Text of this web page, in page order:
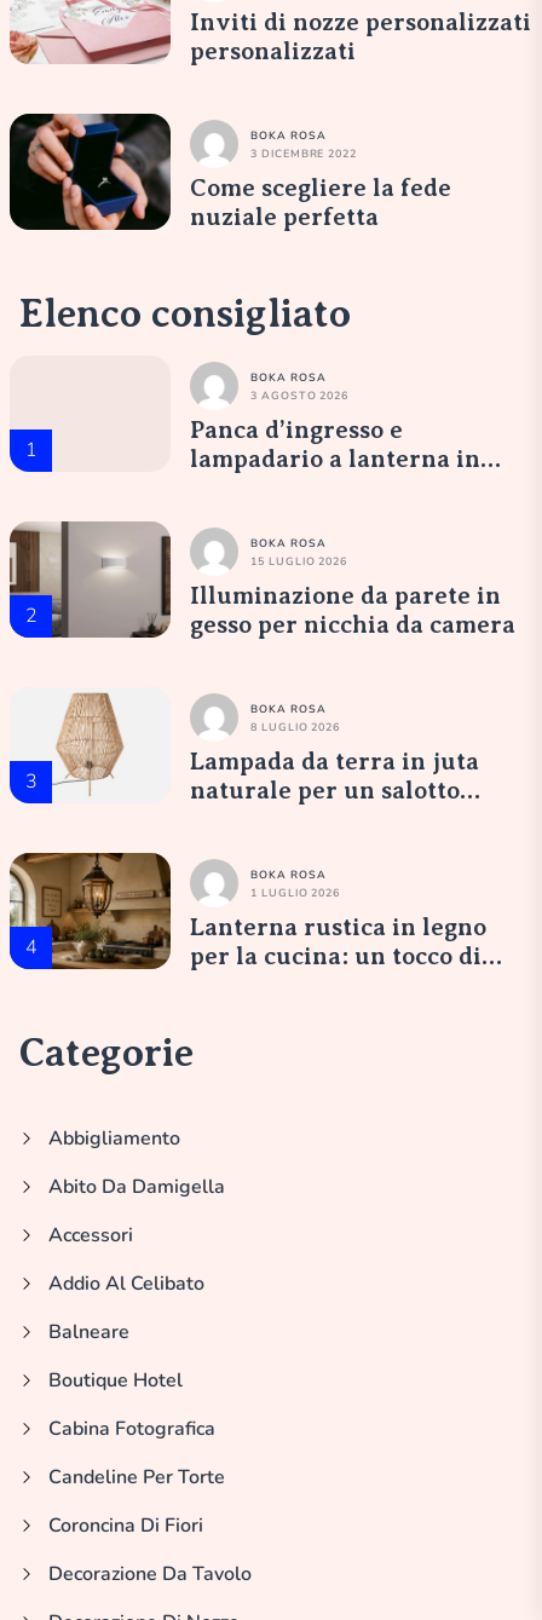
Inviti di nozze personalizzati
personalizzati
BOKA ROSA
3 DICEMBRE 2022
Come scegliere la fede
nuziale perfetta
Elenco consigliato
1
BOKA ROSA
3 AGOSTO 2026
Panca d’ingresso e
lampadario a lanterna in
2
BOKA ROSA
15 LUGLIO 2026
Illuminazione da parete in
gesso per nicchia da camera
3
BOKA ROSA
8 LUGLIO 2026
Lampada da terra in juta
naturale per un salotto
4
BOKA ROSA
1 LUGLIO 2026
Lanterna rustica in legno
per la cucina: un tocco di
Categorie
Abbigliamento
Abito Da Damigella
Accessori
Addio Al Celibato
Balneare
Boutique Hotel
Cabina Fotografica
Candeline Per Torte
Coroncina Di Fiori
Decorazione Da Tavolo